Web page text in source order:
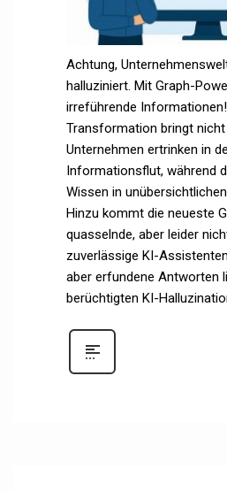
Achtung,
halluziniert. Mit Graph-
irreführende
Transformation bringt nicht
Unternehmen ertrinken in
Informationsflut, während
Wissen in
Hinzu kommt die neueste
quasselnde, aber leider
zuverlässige KI-
aber erfundene Antworten
berüchtigten KI-